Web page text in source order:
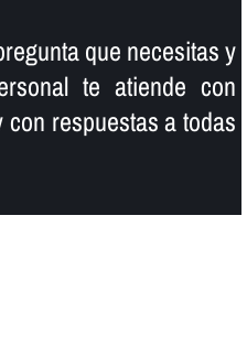
que necesitas y
te atiende con
respuestas a todas